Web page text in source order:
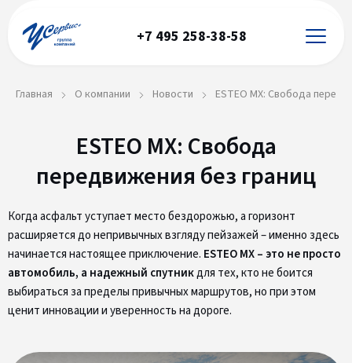
+7 495 258-38-58
Главная О компании Новости ESTEO MX: Свобода
ESTEO MX: Свобода
передвижения без границ
Когда асфальт уступает место бездорожью, а горизонт
расширяется до непривычных взгляду пейзажей – именно здесь
начинается настоящее приключение. ESTEO MX – это не просто
автомобиль, а надежный спутникдля тех, кто не боится
выбираться за пределы привычных маршрутов, но при этом
ценит инновации и уверенность на дороге.